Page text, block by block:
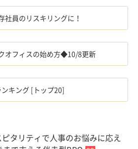
タリティで人事のお悩みに応え
社員のリスキリングに！
オフィスの始め方◆10/8更新
キング [トップ20]